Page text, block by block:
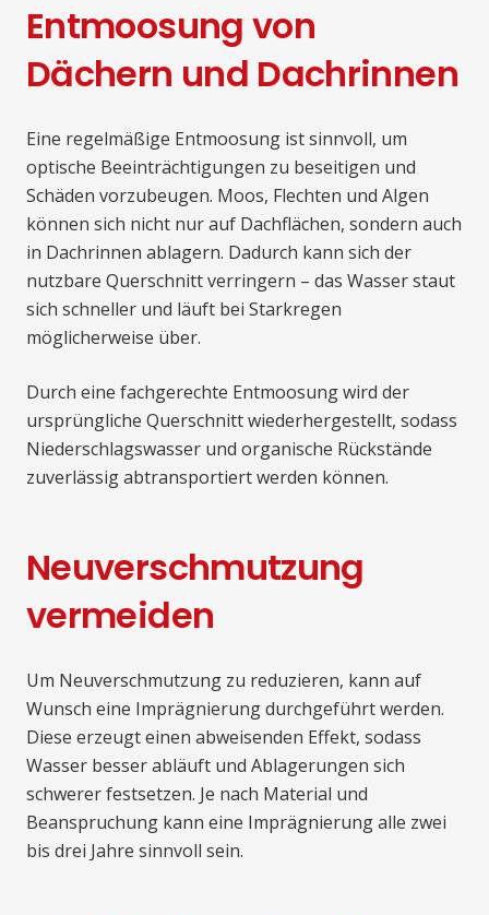
Entmoosung von
Dächern und Dachrinnen
Eine regelmäßige Entmoosung ist sinnvoll, um
optische Beeinträchtigungen zu beseitigen und
Schäden vorzubeugen. Moos, Flechten und Algen
können sich nicht nur auf Dachflächen, sondern auch
in Dachrinnen ablagern. Dadurch kann sich der
nutzbare Querschnitt verringern – das Wasser staut
sich schneller und läuft bei Starkregen
möglicherweise über.
Durch eine fachgerechte Entmoosung wird der
ursprüngliche Querschnitt wiederhergestellt, sodass
Niederschlagswasser und organische Rückstände
zuverlässig abtransportiert werden können.
Neuverschmutzung
vermeiden
Um Neuverschmutzung zu reduzieren, kann auf
Wunsch eine Imprägnierung durchgeführt werden.
Diese erzeugt einen abweisenden Effekt, sodass
Wasser besser abläuft und Ablagerungen sich
schwerer festsetzen. Je nach Material und
Beanspruchung kann eine Imprägnierung alle zwei
bis drei Jahre sinnvoll sein.